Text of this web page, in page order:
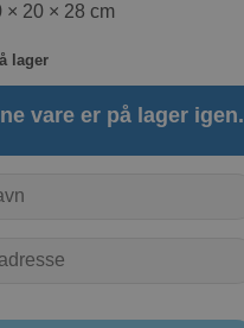
× 20 × 28 cm
lager
vare er på lager igen.